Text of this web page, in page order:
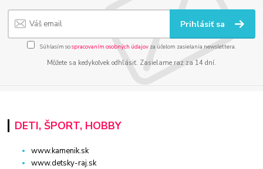
Prihlásiť sa
Súhlasím sospracovaním osobných údajov za účelom zasielania newslettera.
Môžete sa kedykoľvek odhlásiť. Zasielame raz za 14 dní.
DETI, ŠPORT, HOBBY
www.kamenik.sk
www.detsky-raj.sk